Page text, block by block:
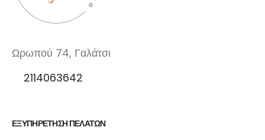
Ωρωπού 74, Γαλάτσι
2114063642
ΕΞΥΠΗΡΕΤΗΣΗ ΠΕΛΑΤΩΝ